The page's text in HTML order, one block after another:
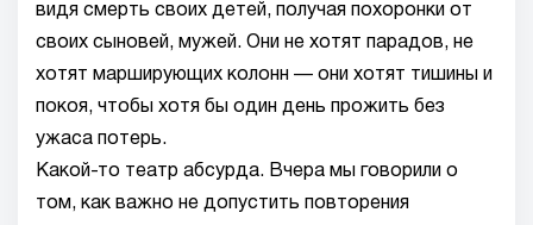
видя смерть своих детей, получая похоронки от
своих сыновей, мужей. Они не хотят парадов, не
хотят марширующих колонн — они хотят тишины и
покоя, чтобы хотя бы один день прожить без
ужаса потерь.
Какой-то театр абсурда. Вчера мы говорили о
том, как важно не допустить повторения